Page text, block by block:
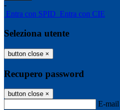
-
Entra con SPID Entra con CIE
Seleziona utente
button close ×
Recupero password
button close ×
E-mail